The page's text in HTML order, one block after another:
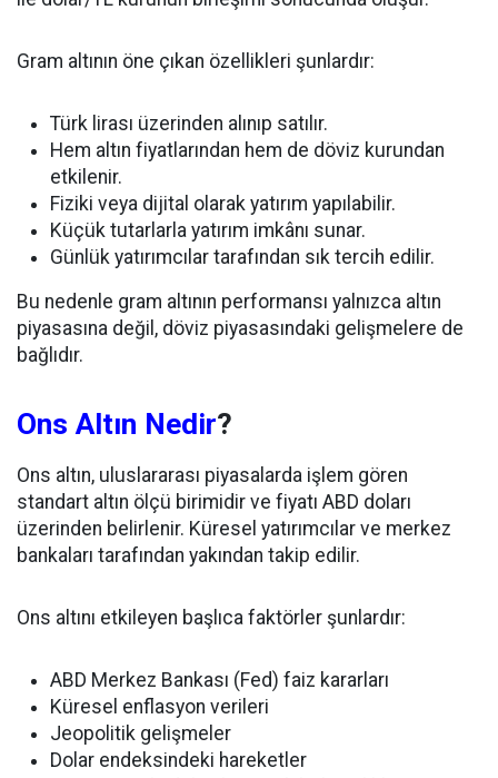
Gram altının öne çıkan özellikleri şunlardır:
Türk lirası üzerinden alınıp satılır.
Hem altın fiyatlarından hem de döviz kurundan
etkilenir.
Fiziki veya dijital olarak yatırım yapılabilir.
Küçük tutarlarla yatırım imkânı sunar.
Günlük yatırımcılar tarafından sık tercih edilir.
Bu nedenle gram altının performansı yalnızca altın
piyasasına değil, döviz piyasasındaki gelişmelere de
bağlıdır.
Ons Altın Nedir?
Ons altın, uluslararası piyasalarda işlem gören
standart altın ölçü birimidir ve fiyatı ABD doları
üzerinden belirlenir. Küresel yatırımcılar ve merkez
bankaları tarafından yakından takip edilir.
Ons altını etkileyen başlıca faktörler şunlardır:
ABD Merkez Bankası (Fed) faiz kararları
Küresel enflasyon verileri
Jeopolitik gelişmeler
Dolar endeksindeki hareketler